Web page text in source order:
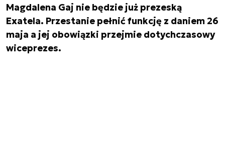
Magdalena Gaj nie będzie już prezeską
Exatela. Przestanie pełnić funkcję z daniem 26
maja a jej obowiązki przejmie dotychczasowy
wiceprezes.